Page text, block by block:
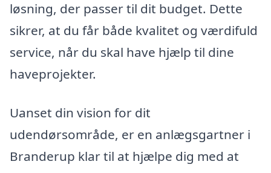
løsning, der passer til dit budget. Dette
sikrer, at du får både kvalitet og værdifuld
service, når du skal have hjælp til dine
haveprojekter.
Uanset din vision for dit
udendørsområde, er en anlægsgartner i
Branderup klar til at hjælpe dig med at